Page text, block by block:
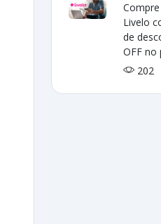
Livelo
de
OFF no
202